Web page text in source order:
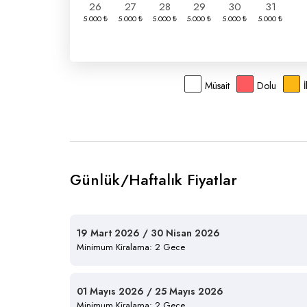
26 27 28 29 30 31
Müsait Dolu
Günlük/Haftalık Fiyatlar
19 Mart 2026 / 30 Nisan 2026
Minimum Kiralama: 2 Gece
01 Mayıs 2026 / 25 Mayıs 2026